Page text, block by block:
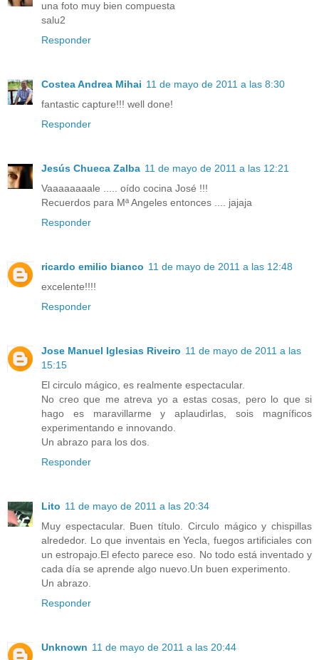
una foto muy bien compuesta
salu2
Responder
Costea Andrea Mihai 11 de mayo de 2011 a las 8:30
fantastic capture!!! well done!
Responder
Jesús Chueca Zalba 11 de mayo de 2011 a las 12:21
Vaaaaaaaale ..... oído cocina José !!!
Recuerdos para Mª Angeles entonces .... jajaja
Responder
ricardo emilio bianco 11 de mayo de 2011 a las 12:48
excelente!!!!
Responder
Jose Manuel Iglesias Riveiro 11 de mayo de 2011 a las
15:15
El circulo mágico, es realmente espectacular.
No creo que me atreva yo a estas cosas, pero lo que si
hago es maravillarme y aplaudirlas, sois magníficos
experimentando e innovando.
Un abrazo para los dos.
Responder
Lito 11 de mayo de 2011 a las 20:34
Muy espectacular. Buen título. Circulo mágico y chispillas
alrededor. Lo que inventais en Yecla, fuegos artificiales con
un estropajo.El efecto parece eso. No todo está inventado y
cada día se aprende algo nuevo.Un buen experimento.
Un abrazo.
Responder
Unknown 11 de mayo de 2011 a las 20:44